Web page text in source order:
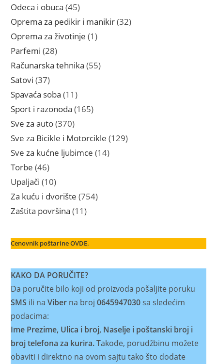
Odeca i obuca 4545
proizvoda
Oprema za pedikir i manikir 3232
Oprema za životinje 11
Parfemi 2828
proizvoda
Računarska tehnika 5555
Satovi 3737
proizvoda
Spavaća soba 1111
proizvoda
Sport i razonoda 165165
Sve za auto 370370
proizvoda
Sve za Bicikle i Motorcikle 129129
Sve za kućne ljubimce 1414
Torbe 4646
proizvoda
Upaljači 1010
proizvoda
Za kuću i dvorište 754754
Zaštita površina 1111
Cenovnik poštarine OVDE.
KAKO DA PORUČITE?
Da poručite bilo koji od proizvoda pošaljite poruku
SMS ili naViber na broj0645947030sa sledećim
podacima:
Ime Prezime, Ulica i broj, Naselje i poštanski broj i
broj telefona za kurira.Takođe, porudžbinu možete
obaviti i direktno na ovom sajtu tako što dodate